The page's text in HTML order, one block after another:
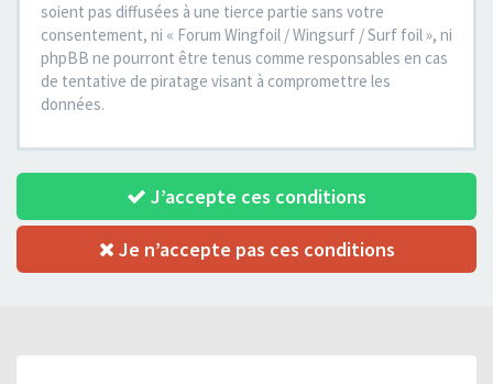
soient pas diffusées à une tierce partie sans votre
consentement, ni « Forum Wingfoil / Wingsurf / Surf foil », ni
phpBB ne pourront être tenus comme responsables en cas
de tentative de piratage visant à compromettre les
données.
J’accepte ces conditions
Je n’accepte pas ces conditions